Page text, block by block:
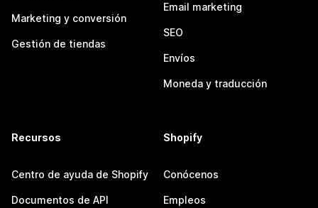
Marketing y conversión
Gestión de tiendas
Email marketing
SEO
Envíos
Moneda y traducción
Recursos
Centro de ayuda de Shopify
Documentos de API
Shopify
Conócenos
Empleos